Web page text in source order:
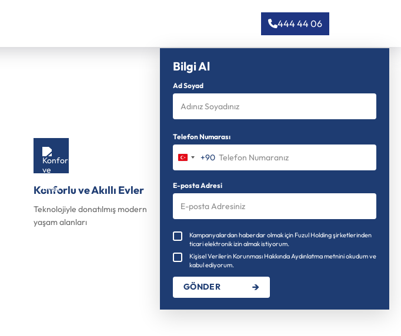
444 44 06
Bilgi Al
Ad Soyad
Telefon Numarası
Türkiye
+90
+90
E-posta Adresi
Kampanyalardan haberdar olmak için Fuzul Holding şirketlerinden
ticari elektronik izin almak istiyorum.
Kişisel Verilerin Korunması Hakkında Aydınlatma metnini okudum ve
kabul ediyorum.
GÖNDER
Konforlu ve Akıllı Evler
Teknolojiyle donatılmış modern
yaşam alanları